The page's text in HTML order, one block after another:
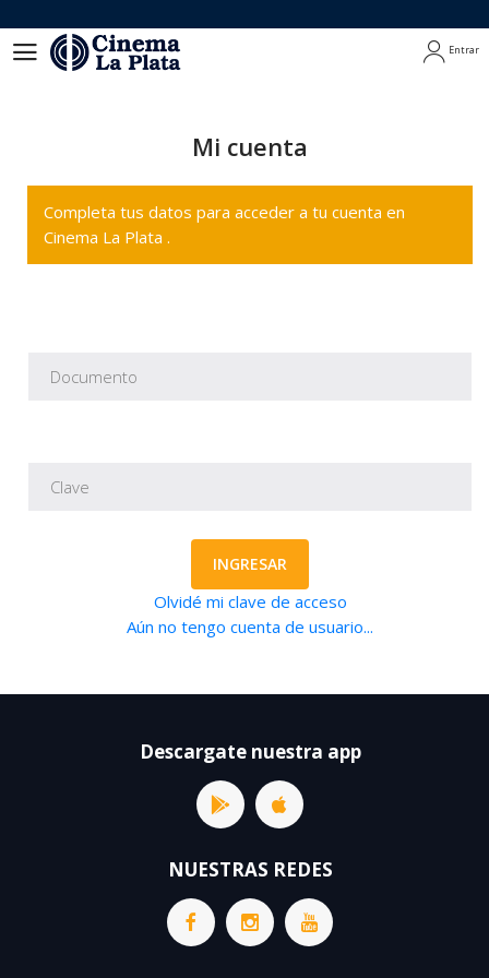
Entrar
Mi cuenta
Completa tus datos para acceder a tu cuenta en
Cinema La Plata .
INGRESAR
Olvidé mi clave de acceso
Aún no tengo cuenta de usuario...
Descargate nuestra app
NUESTRAS REDES